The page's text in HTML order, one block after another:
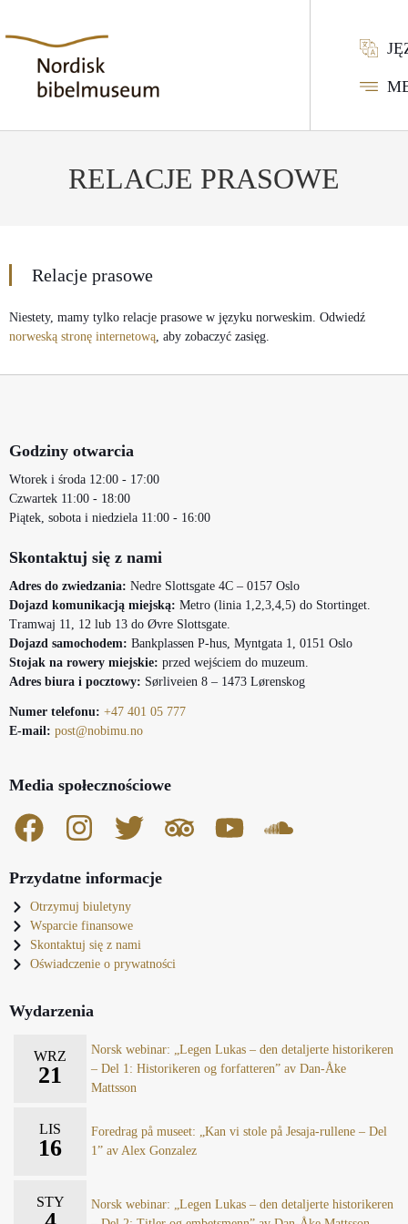
RELACJE PRASOWE
Relacje prasowe
Niestety, mamy tylko relacje prasowe w języku norweskim. Odwiedź
norweską stronę internetową , aby zobaczyć zasięg.
Godziny otwarcia
Wtorek i środa 12:00 - 17:00
Czwartek 11:00 - 18:00
Piątek, sobota i niedziela 11:00 - 16:00
Skontaktuj się z nami
Adres do zwiedzania: Nedre Slottsgate 4C – 0157 Oslo
Dojazd komunikacją miejską: Metro (linia 1,2,3,4,5) do Stortinget.
Tramwaj 11, 12 lub 13 do Øvre Slottsgate.
Dojazd samochodem: Bankplassen P-hus, Myntgata 1, 0151 Oslo
Stojak na rowery miejskie: przed wejściem do muzeum.
Adres biura i pocztowy: Sørliveien 8 – 1473 Lørenskog
Numer telefonu: +47 401 05 777
E-mail: post@nobimu.no
Media społecznościowe
Przydatne informacje
Otrzymuj biuletyny
Wsparcie finansowe
Skontaktuj się z nami
Oświadczenie o prywatności
Wydarzenia
WRZ
21
Norsk webinar: „Legen Lukas – den detaljerte historikeren
– Del 1: Historikeren og forfatteren” av Dan-Åke
Mattsson
LIS
16
Foredrag på museet: „Kan vi stole på Jesaja-rullene – Del
1” av Alex Gonzalez
STY
Norsk webinar: „Legen Lukas – den detaljerte historikeren